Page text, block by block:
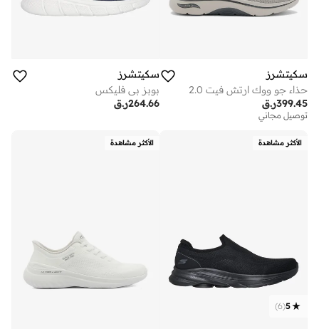
سكيتشرز
حذاء جو ووك ارتش فيت 2.0
ر.ق399.45
توصيل مجاني
سكيتشرز
بوبز بي فليكس
ر.ق264.66
الأكثر مشاهدة
5
(
6
)
الأكثر مشاهدة